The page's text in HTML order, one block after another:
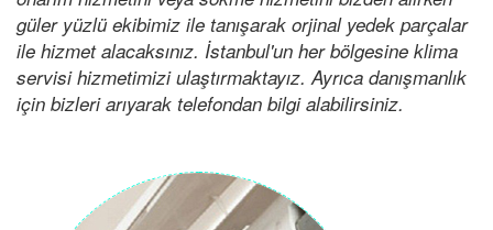
güler yüzlü ekibimiz ile tanışarak orjinal yedek parçalar
ile hizmet alacaksınız. İstanbul'un her bölgesine klima
servisi hizmetimizi ulaştırmaktayız. Ayrıca danışmanlık
için bizleri arıyarak telefondan bilgi alabilirsiniz.